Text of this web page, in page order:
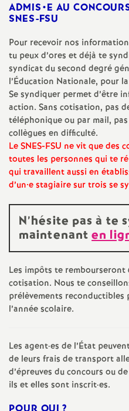
ADMIS•EAU
SNES-FSU
Pour recevoir nos
tu peux d’ores et déjà te
syndicat du second degré
l’Éducation Nationale, pour
Se syndiquer permet d’être
action. Sans cotisation, pas
téléphonique ou par mail,
collègues en difficulté.
LeSNES-FSU ne vit que des
toutes les personnes qui te
qui travaillent aussi en
d’un•e stagiaire sur trois se
N’hésite pas à te
maintenanten
Les impôts te
cotisation. Nous te
prélèvements
l’année scolaire.
Les agent·es de l’État
de leurs frais de transport
d’épreuves du concours ou
ils et elles sont inscrit·es.